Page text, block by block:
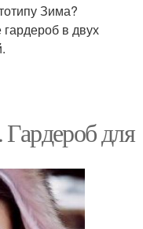
Зима?
в двух
для